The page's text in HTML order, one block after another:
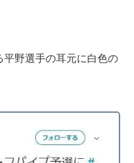
野選手の耳元に白色の